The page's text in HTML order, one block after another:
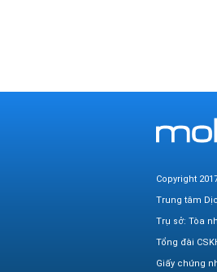
Copyright
Trung tâm
Trụ sở: Tòa
Tổng đài
Giấy chứng